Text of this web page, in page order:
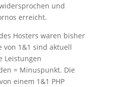
und
erreicht.
Hosters waren bisher
von 1&1 sind aktuell
Leistungen
= Minuspunkt. Die
einem 1&1 PHP